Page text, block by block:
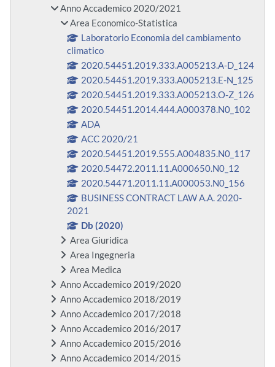
Anno Accademico 2020/2021
Area Economico-Statistica
Laboratorio Economia del cambiamento
climatico
2020.54451.2019.333.A005213.A-D_124
2020.54451.2019.333.A005213.E-N_125
2020.54451.2019.333.A005213.O-Z_126
2020.54451.2014.444.A000378.N0_102
ADA
ACC 2020/21
2020.54451.2019.555.A004835.N0_117
2020.54472.2011.11.A000650.N0_12
2020.54471.2011.11.A000053.N0_156
BUSINESS CONTRACT LAW A.A. 2020-
2021
Db (2020)
Area Giuridica
Area Ingegneria
Area Medica
Anno Accademico 2019/2020
Anno Accademico 2018/2019
Anno Accademico 2017/2018
Anno Accademico 2016/2017
Anno Accademico 2015/2016
Anno Accademico 2014/2015